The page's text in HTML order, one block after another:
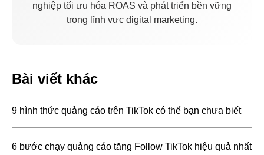
nghiệp tối ưu hóa ROAS và phát triển bền vững
trong lĩnh vực digital marketing.
Bài viết khác
9 hình thức quảng cáo trên TikTok có thể bạn chưa biết
6 bước chạy quảng cáo tăng Follow TikTok hiệu quả nhất